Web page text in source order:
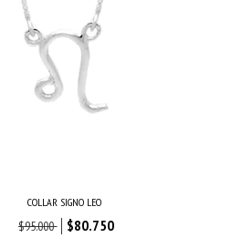
COLLAR SIGNO LEO
$95.000 $80.750